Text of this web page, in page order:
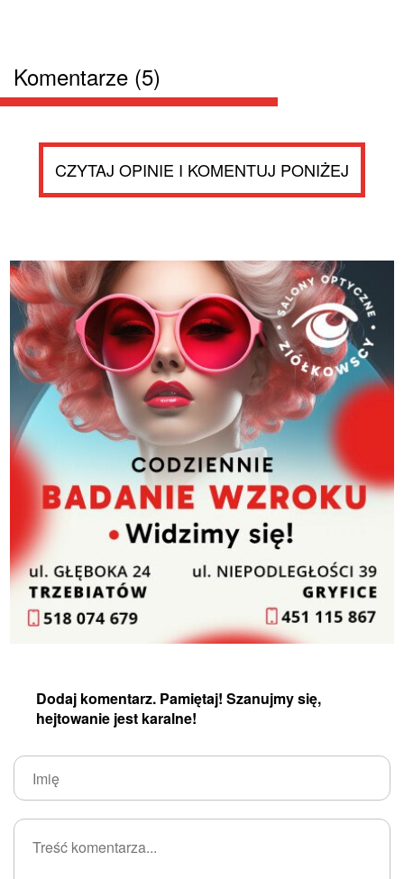
Komentarze (5)
CZYTAJ OPINIE I KOMENTUJ PONIŻEJ
Dodaj komentarz. Pamiętaj! Szanujmy się,
hejtowanie jest karalne!